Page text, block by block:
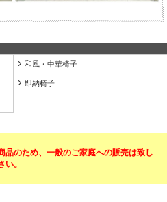
和風・中華椅子
即納椅子
品のため、一般のご家庭への販売は致し
。